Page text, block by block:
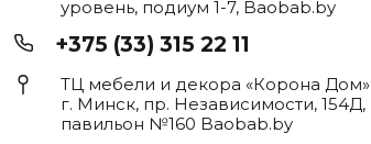
уровень, подиум 1-7, Baobab.by
+375 (33) 315 22 11
ТЦ мебели и декора «Корона Дом»
г. Минск, пр. Независимости, 154Д,
павильон №160 Baobab.by